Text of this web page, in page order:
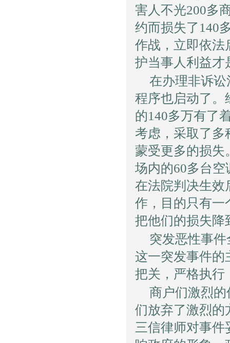
害人不光200多
约而损失了140
作战，立即依法
护当事人利益才
在办理非诉
程序也启动了。
的140多万有了
考虑，采取了多
蒙受更多的损失
场内的60多台
在法院判决生效
作，目的只有一
把他们的损失降
突发恶性事
这一突发事件的
把关，严格执行
商户们激烈的
们放弃了激烈的
三信律师对事